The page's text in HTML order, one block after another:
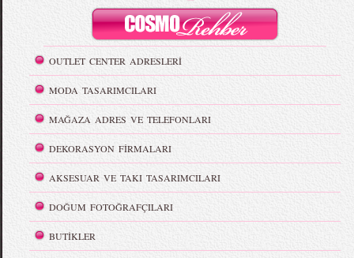
OUTLET CENTER ADRESLERİ
MODA TASARIMCILARI
MAĞAZA ADRES VE TELEFONLARI
DEKORASYON FİRMALARI
AKSESUAR VE TAKI TASARIMCILARI
DOĞUM FOTOĞRAFÇILARI
BUTİKLER